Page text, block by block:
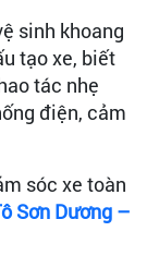
sinh khoang
tạo xe, biết
tác nhẹ
điện, cảm
sóc xe toàn
Sơn Dương –